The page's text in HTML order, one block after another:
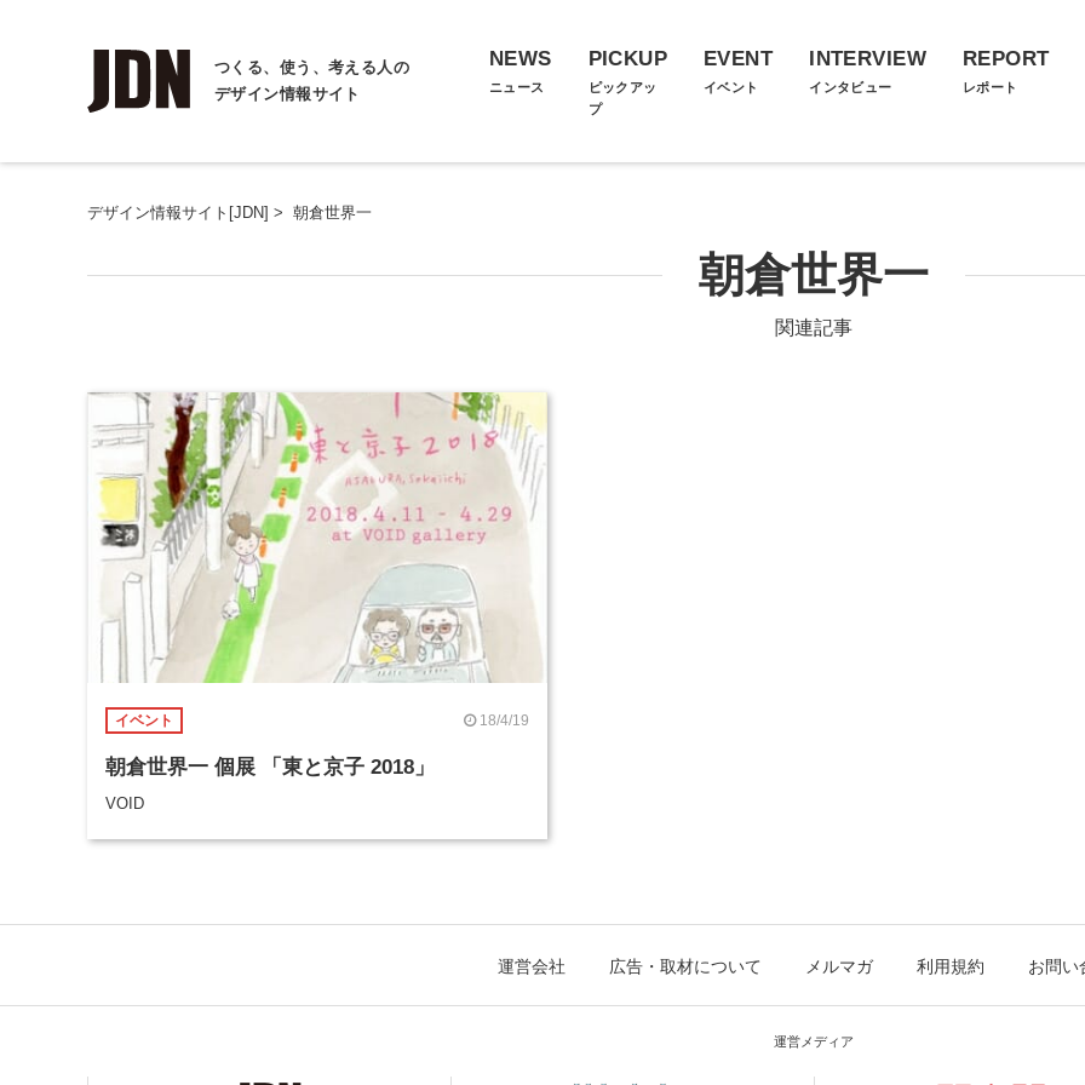
つくる、使う、考える人の
デザイン情報サイト
NEWS
ニュース
PICKUP
ピックアッ
プ
EVENT
イベント
INTERVIEW
インタビュー
REPORT
レポート
デザイン情報サイト[JDN] > 朝倉世界一
朝倉世界一
関連記事
イベント 18/4/19
朝倉世界一 個展 「東と京子 2018」
VOID
運営会社 広告・取材について メルマガ 利用規約 お問い
運営メディア